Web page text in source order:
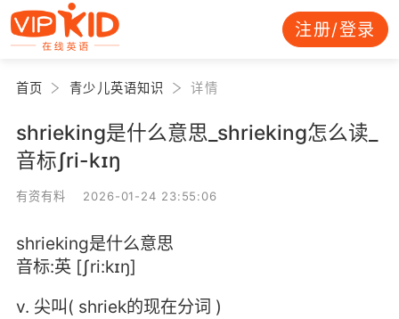
注册/登录
首页 青少儿英语知识 详情
shrieking是什么意思_shrieking怎么读_
音标ʃri-kɪŋ
有资有料 2026-01-24 23:55:06
shrieking是什么意思
音标:英 [ʃri:kɪŋ]
v. 尖叫( shriek的现在分词 )